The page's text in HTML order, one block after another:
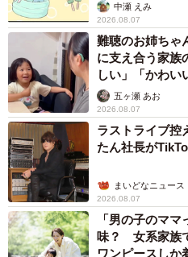
中瀬 えみ
2026.08.07
難聴のお姉ち
に支え合う家族
しい」「かわい
五ヶ瀬 あお
2026.08.07
ラストライブ
たん社長が
まいどなニュース
2026.08.07
「男の子のマ
味？ 女系家族
ワンピースし